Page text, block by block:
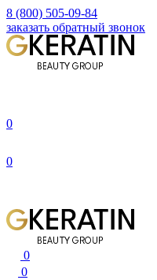
8 (800) 505-09-84
заказать обратный звонок
0
0
0
0